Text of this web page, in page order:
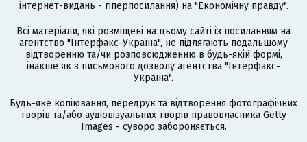
інтернет-видань - гіперпосилання) на "Економічну правду".
Всі матеріали, які розміщені на цьому сайті із посиланням на
агентство "Інтерфакс-Україна", не підлягають подальшому
відтворенню та/чи розповсюдженню в будь-якій формі,
інакше як з письмового дозволу агентства "Інтерфакс-
Україна".
Будь-яке копіювання, передрук та відтворення фотографічних
творів та/або аудіовізуальних творів правовласника Getty
Images - суворо забороняється.